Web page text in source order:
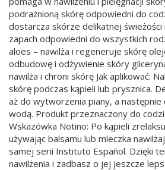
podrażnioną skórę odpowiedni do
dostarcza skórze delikatnej świeżości
zapach odpowiedni do wszystkich
aloes – nawilża i regeneruje skórę
odbudowę i odżywienie skóry
nawilża i chroni skórę Jak aplikować:
skórę podczas kąpieli lub prysznica.
aż do wytworzenia piany, a następnie
wodą. Produkt przeznaczony do
Wskazówka Notino: Po kąpieli
używając balsamu lub mleczka
samej serii Instituto Español. Dzięki
nawilżenia i zadbasz o jej jeszcze